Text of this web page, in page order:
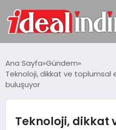
BILGISAYAR
Ana Sayfa Gündem
Teknoloji, dikkat ve toplumsal
buluşuyor
Teknoloji, dikkat